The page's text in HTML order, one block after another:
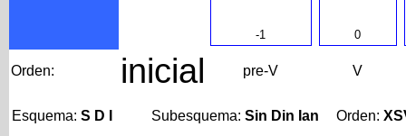
-1 0
Orden: inicial pre-V V
Esquema: S D I Subesquema: Sin Din Ian Orden: